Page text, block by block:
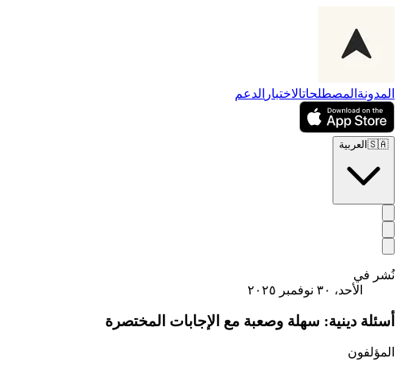
المدونة المصطلحاتالاختبار الدعم
🇸🇦 العربية
نُشر في
الأحد، ٣٠ نوفمبر ٢٠٢٥
أسئلة دينية: سهلة وصعبة مع الإجابات المختصرة
المؤلفون